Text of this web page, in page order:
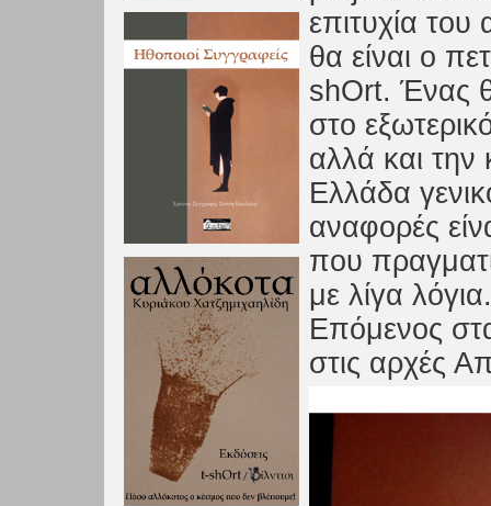
επιτυχία
θα είναι ο
shOrt. Ένας
στο
αλλά και την
Ελλάδα
αναφορές
που
με λίγα
Επόμενος
στις αρχές